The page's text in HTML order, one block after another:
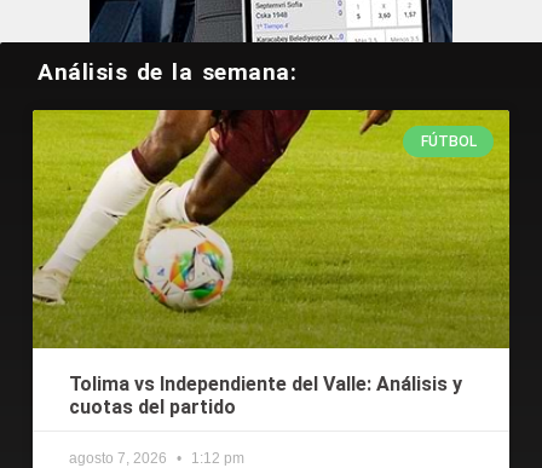
Análisis de la semana:
FÚTBOL
Tolima vs Independiente del Valle: Análisis y
cuotas del partido
agosto 7, 2026 1:12 pm